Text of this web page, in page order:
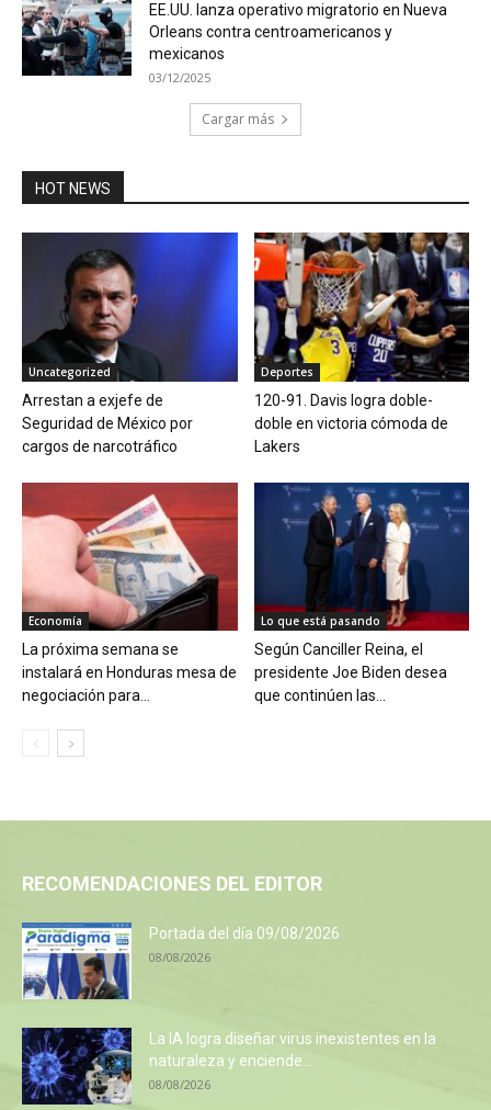
EE.UU. lanza operativo migratorio en Nueva
Orleans contra centroamericanos y
mexicanos
03/12/2025
Cargar más
HOT NEWS
Uncategorized
Arrestan a exjefe de
Seguridad de México por
cargos de narcotráfico
Deportes
120-91. Davis logra doble-
doble en victoria cómoda de
Lakers
Economía
La próxima semana se
instalará en Honduras mesa de
negociación para...
Lo que está pasando
Según Canciller Reina, el
presidente Joe Biden desea
que continúen las...
RECOMENDACIONES DEL EDITOR
Portada del día 09/08/2026
08/08/2026
La IA logra diseñar virus inexistentes en la
naturaleza y enciende...
08/08/2026